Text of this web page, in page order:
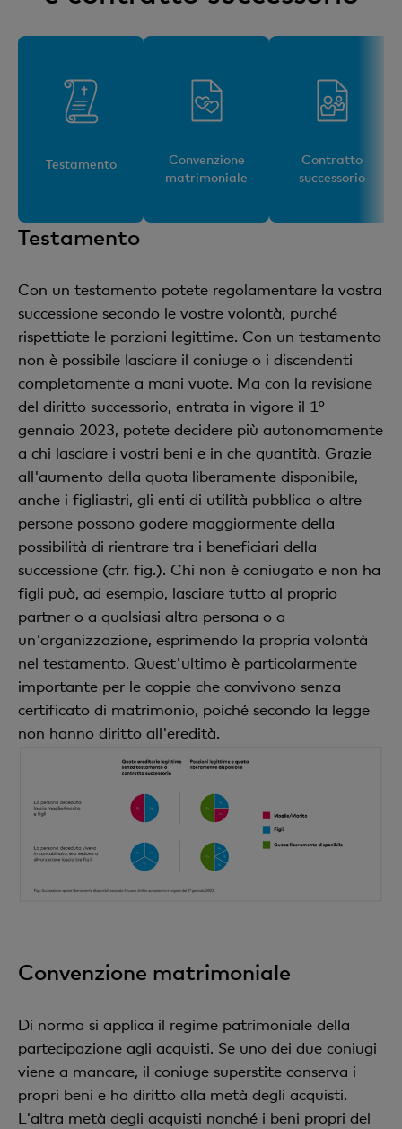
Testamento
Convenzione
matrimoniale
Contratto
successorio
Testamento
Con un testamento potete regolamentare la vostra
successione secondo le vostre volontà, purché
rispettiate le porzioni legittime. Con un testamento
non è possibile lasciare il coniuge o i discendenti
completamente a mani vuote. Ma con la revisione
del diritto successorio, entrata in vigore il 1°
gennaio 2023, potete decidere più autonomamente
a chi lasciare i vostri beni e in che quantità. Grazie
all'aumento della quota liberamente disponibile,
anche i figliastri, gli enti di utilità pubblica o altre
persone possono godere maggiormente della
possibilità di rientrare tra i beneficiari della
successione (cfr. fig.). Chi non è coniugato e non ha
figli può, ad esempio, lasciare tutto al proprio
partner o a qualsiasi altra persona o a
un'organizzazione, esprimendo la propria volontà
nel testamento. Quest'ultimo è particolarmente
importante per le coppie che convivono senza
certificato di matrimonio, poiché secondo la legge
non hanno diritto all'eredità.
Convenzione matrimoniale
Di norma si applica il regime patrimoniale della
partecipazione agli acquisti. Se uno dei due coniugi
viene a mancare, il coniuge superstite conserva i
propri beni e ha diritto alla metà degli acquisti.
L'altra metà degli acquisti nonché i beni propri del